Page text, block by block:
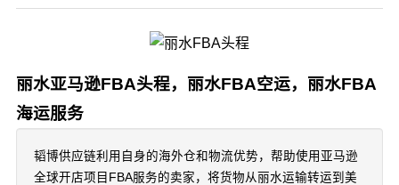
丽水亚马逊FBA头程，丽水FBA空运，丽水FBA
海运服务
韬博供应链利用自身的海外仓和物流优势，帮助使用亚马逊
全球开店项目FBA服务的卖家，将货物从丽水运输转运到美